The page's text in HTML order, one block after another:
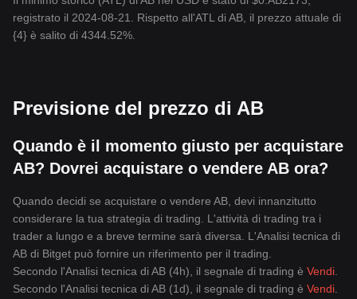
registrato il 2024-08-21. Rispetto all'ATL di AB, il prezzo attuale di
{4} è salito di 4344.52%.
Previsione del prezzo di AB
Quando è il momento giusto per acquistare
AB? Dovrei acquistare o vendere AB ora?
Quando decidi se acquistare o vendere AB, devi innanzitutto
considerare la tua strategia di trading. L'attività di trading tra i
trader a lungo e a breve termine sarà diversa. L'Analisi tecnica di
AB di Bitget può fornire un riferimento per il trading.
Secondo l'Analisi tecnica di AB (4h), il segnale di trading è Vendi
Secondo l'Analisi tecnica di AB (1d), il segnale di trading è Vendi